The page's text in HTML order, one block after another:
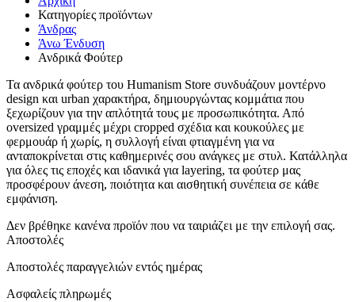
Κατηγορίες προϊόντων
Άνδρας
Άνω Ένδυση
Ανδρικά Φούτερ
Τα ανδρικά φούτερ του Humanism Store συνδυάζουν μοντέρνο
design και urban χαρακτήρα, δημιουργώντας κομμάτια που
ξεχωρίζουν για την απλότητά τους με προσωπικότητα. Από
oversized γραμμές μέχρι cropped σχέδια και κουκούλες με
φερμουάρ ή χωρίς, η συλλογή είναι φτιαγμένη για να
ανταποκρίνεται στις καθημερινές σου ανάγκες με στυλ. Κατάλληλα
για όλες τις εποχές και ιδανικά για layering, τα φούτερ μας
προσφέρουν άνεση, ποιότητα και αισθητική συνέπεια σε κάθε
εμφάνιση.
Δεν βρέθηκε κανένα προϊόν που να ταιριάζει με την επιλογή σας.
Αποστολές
Αποστολές παραγγελιών εντός ημέρας
Ασφαλείς πληρωμές